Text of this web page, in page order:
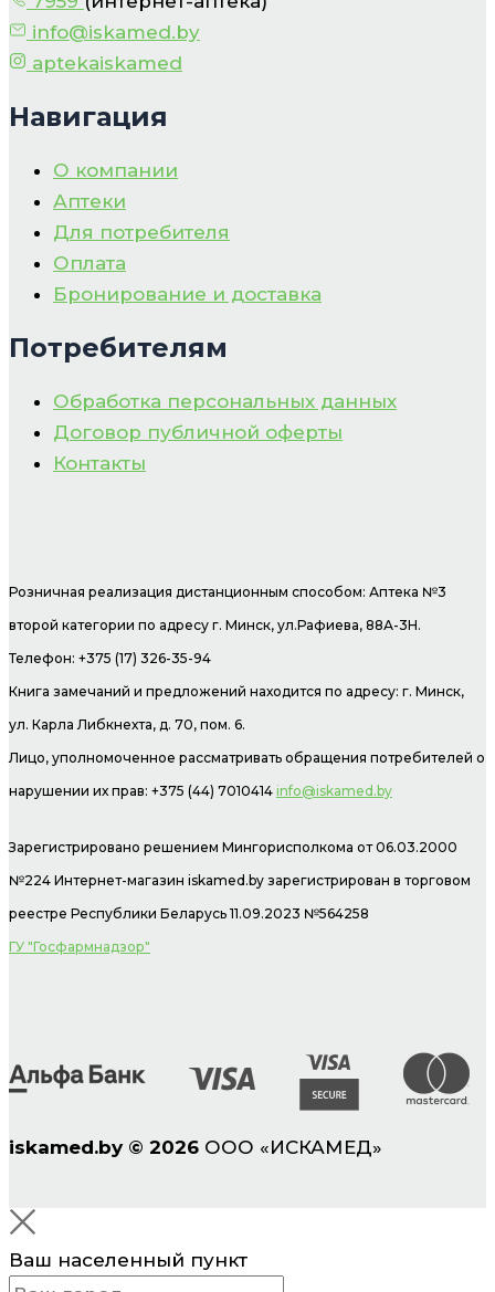
info@iskamed.by
aptekaiskamed
Навигация
О компании
Аптеки
Для потребителя
Оплата
Бронирование и доставка
Потребителям
Обработка персональных данных
Договор публичной оферты
Контакты
Розничная реализация дистанционным способом: Аптека №3
второй категории по адресу г. Минск, ул.Рафиева, 88А-3Н.
Телефон: +375 (17) 326-35-94
Книга замечаний и предложений находится по адресу: г. Минск,
ул. Карла Либкнехта, д. 70, пом. 6.
Лицо, уполномоченное рассматривать обращения потребителей о
нарушении их прав: +375 (44) 7010414 info@iskamed.by
Зарегистрировано решением Мингорисполкома от 06.03.2000
№224 Интернет-магазин iskamed.by зарегистрирован в торговом
реестре Республики Беларусь 11.09.2023 №564258
ГУ "Госфармнадзор"
iskamed.by © 2026 ООО «ИСКАМЕД»
Ваш населенный пункт